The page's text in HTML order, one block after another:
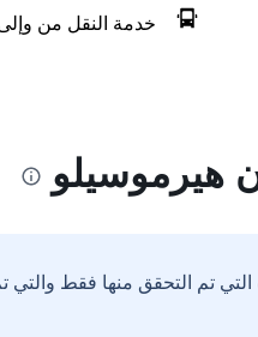
خدمة النقل من
هيرموسيلو
تم التحقق منها فقط